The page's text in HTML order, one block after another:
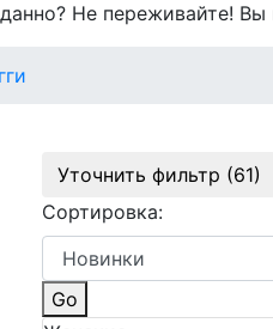
Не переживайте!
Уточнить фильтр (61)
Сортировка:
Go